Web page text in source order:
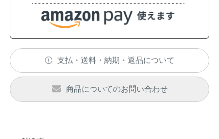
支払・送料・納期・返品について
商品についてのお問い合わせ